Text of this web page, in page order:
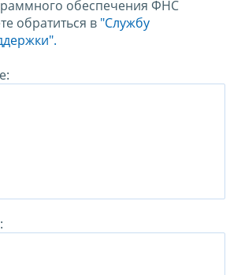
обеспечения ФНС
обратиться в "Службу